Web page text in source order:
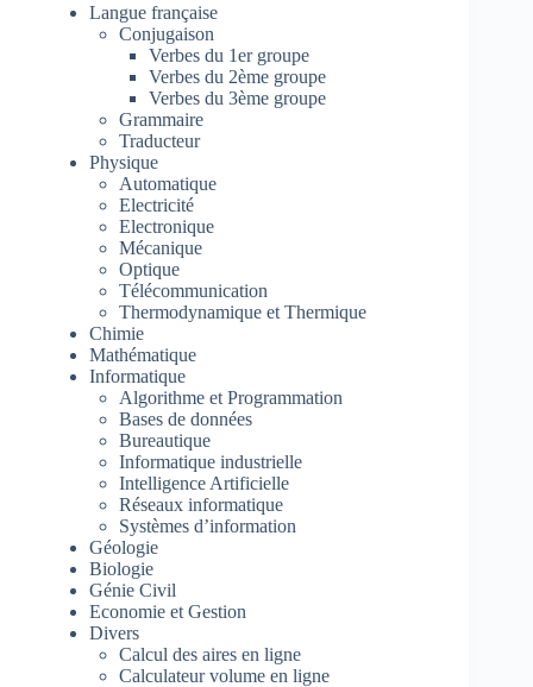
Langue française
Conjugaison
Verbes du 1er groupe
Verbes du 2ème groupe
Verbes du 3ème groupe
Grammaire
Traducteur
Physique
Automatique
Electricité
Electronique
Mécanique
Optique
Télécommunication
Thermodynamique et Thermique
Chimie
Mathématique
Informatique
Algorithme et Programmation
Bases de données
Bureautique
Informatique industrielle
Intelligence Artificielle
Réseaux informatique
Systèmes d’information
Géologie
Biologie
Génie Civil
Economie et Gestion
Divers
Calcul des aires en ligne
Calculateur volume en ligne